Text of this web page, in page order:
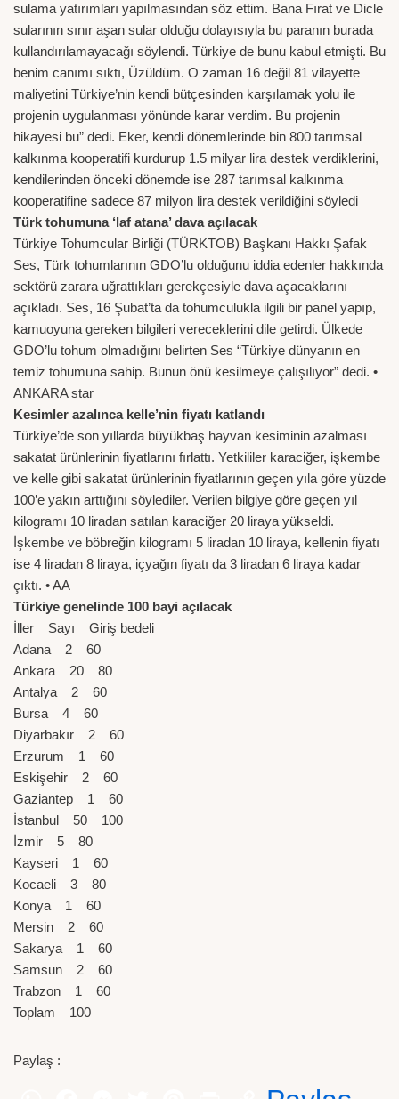
sulama yatırımları yapılmasından söz ettim. Bana Fırat ve Dicle
sularının sınır aşan sular olduğu dolayısıyla bu paranın burada
kullandırılamayacağı söylendi. Türkiye de bunu kabul etmişti. Bu
benim canımı sıktı, Üzüldüm. O zaman 16 değil 81 vilayette
maliyetini Türkiye’nin kendi bütçesinden karşılamak yolu ile
projenin uygulanması yönünde karar verdim. Bu projenin
hikayesi bu” dedi. Eker, kendi dönemlerinde bin 800 tarımsal
kalkınma kooperatifi kurdurup 1.5 milyar lira destek verdiklerini,
kendilerinden önceki dönemde ise 287 tarımsal kalkınma
kooperatifine sadece 87 milyon lira destek verildiğini söyledi
Türk tohumuna ‘laf atana’ dava açılacak
Türkiye Tohumcular Birliği (TÜRKTOB) Başkanı Hakkı Şafak
Ses, Türk tohumlarının GDO’lu olduğunu iddia edenler hakkında
sektörü zarara uğrattıkları gerekçesiyle dava açacaklarını
açıkladı. Ses, 16 Şubat’ta da tohumculukla ilgili bir panel yapıp,
kamuoyuna gereken bilgileri vereceklerini dile getirdi. Ülkede
GDO’lu tohum olmadığını belirten Ses “Türkiye dünyanın en
temiz tohumuna sahip. Bunun önü kesilmeye çalışılıyor” dedi. •
ANKARA star
Kesimler azalınca kelle’nin fiyatı katlandı
Türkiye’de son yıllarda büyükbaş hayvan kesiminin azalması
sakatat ürünlerinin fiyatlarını fırlattı. Yetkililer karaciğer, işkembe
ve kelle gibi sakatat ürünlerinin fiyatlarının geçen yıla göre yüzde
100’e yakın arttığını söylediler. Verilen bilgiye göre geçen yıl
kilogramı 10 liradan satılan karaciğer 20 liraya yükseldi.
İşkembe ve böbreğin kilogramı 5 liradan 10 liraya, kellenin fiyatı
ise 4 liradan 8 liraya, içyağın fiyatı da 3 liradan 6 liraya kadar
çıktı. • AA
Türkiye genelinde 100 bayi açılacak
İller Sayı Giriş bedeli
Adana 2 60
Ankara 20 80
Antalya 2 60
Bursa 4 60
Diyarbakır 2 60
Erzurum 1 60
Eskişehir 2 60
Gaziantep 1 60
İstanbul 50 100
İzmir 5 80
Kayseri 1 60
Kocaeli 3 80
Konya 1 60
Mersin 2 60
Sakarya 1 60
Samsun 2 60
Trabzon 1 60
Toplam 100
Paylaş :